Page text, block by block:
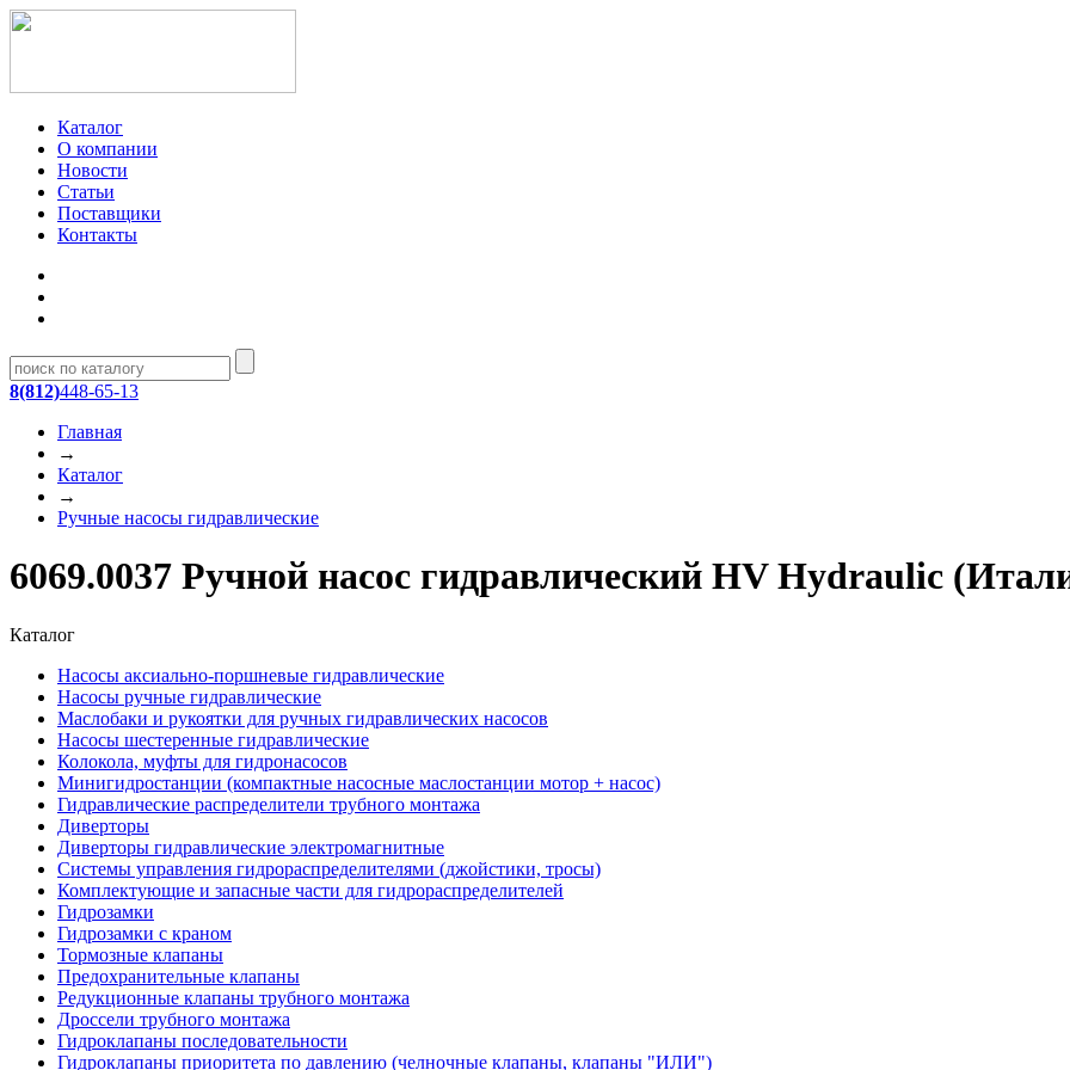
Каталог
О компании
Новости
Статьи
Поставщики
Контакты
8(812)448-65-13
Главная
→
Каталог
→
Ручные насосы гидравлические
6069.0037 Ручной насос гидравлический HV Hydraulic
Каталог
Насосы аксиально-поршневые гидравлические
Насосы ручные гидравлические
Маслобаки и рукоятки для ручных гидравлических насосов
Насосы шестеренные гидравлические
Колокола, муфты для гидронасосов
Минигидростанции (компактные насосные маслостанции мотор + насос)
Гидравлические распределители трубного монтажа
Диверторы
Диверторы гидравлические электромагнитные
Системы управления гидрораспределителями (джойстики, тросы)
Комплектующие и запасные части для гидрораспределителей
Гидрозамки
Гидрозамки с краном
Тормозные клапаны
Предохранительные клапаны
Редукционные клапаны трубного монтажа
Дроссели трубного монтажа
Гидроклапаны последовательности
Гидроклапаны приоритета по давлению (челночные клапаны, клапаны "ИЛИ")